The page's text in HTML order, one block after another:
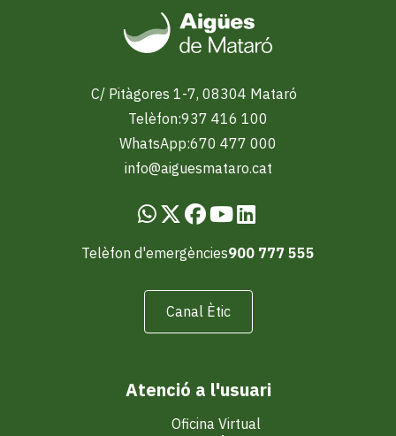
Imatge
C/ Pitàgores 1-7, 08304 Mataró
Telèfon:937 416 100
WhatsApp:670 477 000
info@aiguesmataro.cat
Telèfon d'emergències900 777 555
Canal Ètic
Atenció a l'usuari
Oficina Virtual